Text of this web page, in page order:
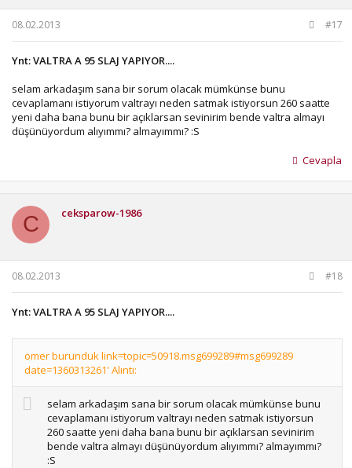
08.02.2013 #17
Ynt: VALTRA A 95 SLAJ YAPIYOR....
selam arkadaşım sana bir sorum olacak mümkünse bunu
cevaplamanı istiyorum valtrayı neden satmak istiyorsun 260 saatte
yeni daha bana bunu bir açıklarsan sevinirim bende valtra almayı
düşünüyordum alıyımmı? almayımmı? :S
Cevapla
C ceksparow-1986
08.02.2013 #18
Ynt: VALTRA A 95 SLAJ YAPIYOR....
omer burunduk link=topic=50918.msg699289#msg699289
date=1360313261' Alıntı:
selam arkadaşım sana bir sorum olacak mümkünse bunu
cevaplamanı istiyorum valtrayı neden satmak istiyorsun
260 saatte yeni daha bana bunu bir açıklarsan sevinirim
bende valtra almayı düşünüyordum alıyımmı? almayımmı?
:S